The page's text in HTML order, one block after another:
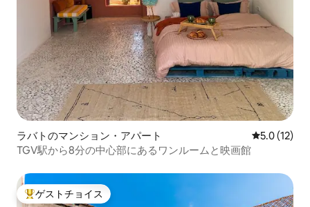
ラバトのマンション・アパート レビュー12
5.0 (12)
TGV駅から8分の中心部にあるワンルームと映画館
大好評のゲストチョイスです。
ゲストチョイス